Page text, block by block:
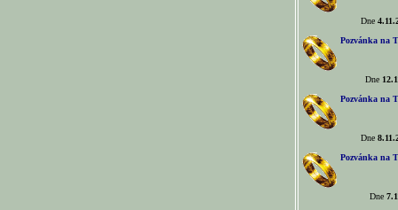
Dne
Pozvánka na
Dne
Pozvánka na
Dne
Pozvánka na
Dne